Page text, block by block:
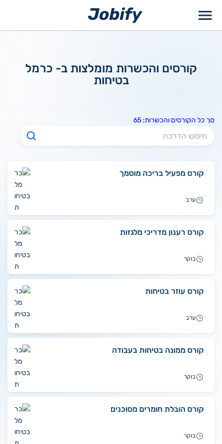
קורסים והכשרות מומלצות ב- כרמל
בטיחות
סך כל הקורסים והכשרות: 65
קורס מפעיל בריכה מוסמך
ערב
קורס רענון מדריכי מלגזות
בוקר
קורס עוזר בטיחות
ערב
קורס ממונה בטיחות בעבודה
בוקר
קורס הובלת חומרים מסוכנים
בוקר